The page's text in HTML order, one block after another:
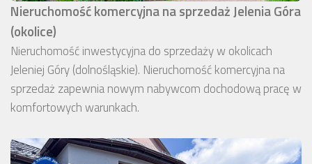
Nieruchomość komercyjna na sprzedaż Jelenia Góra
(okolice)
Nieruchomość inwestycyjna do sprzedaży w okolicach
Jeleniej Góry (dolnośląskie). Nieruchomość komercyjna na
sprzedaż zapewnia nowym nabywcom dochodową pracę w
komfortowych warunkach.